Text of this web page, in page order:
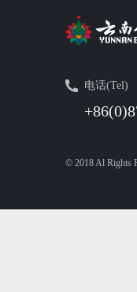
电话(Tel)
© 2018 Al Rights